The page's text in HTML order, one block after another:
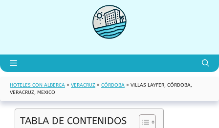
Menú
HOTELES CON ALBERCA » VERACRUZ » CÓRDOBA » VILLAS LAYFER, CÓRDOBA,
VERACRUZ, MEXICO
TABLA DE CONTENIDOS